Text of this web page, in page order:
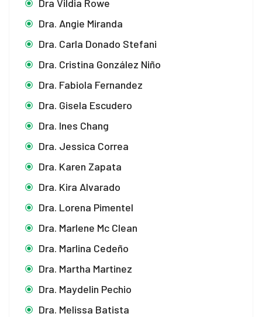
Dra Vildia Rowe
Dra. Angie Miranda
Dra. Carla Donado Stefani
Dra. Cristina González Niño
Dra. Fabiola Fernandez
Dra. Gisela Escudero
Dra. Ines Chang
Dra. Jessica Correa
Dra. Karen Zapata
Dra. Kira Alvarado
Dra. Lorena Pimentel
Dra. Marlene Mc Clean
Dra. Marlina Cedeño
Dra. Martha Martinez
Dra. Maydelin Pechio
Dra. Melissa Batista